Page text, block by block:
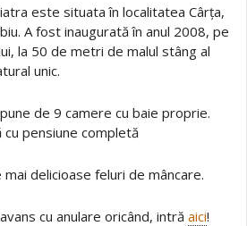
este situata în localitatea Cârța,
A fost inaugurată în anul 2008, pe
la 50 de metri de malul stâng al
unic.
de 9 camere cu baie proprie.
pensiune completă
delicioase feluri de mâncare.
cu anulare oricând, intră aici!